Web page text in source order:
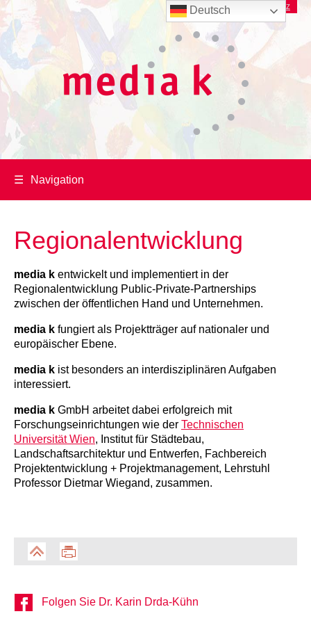
Imprint Datenschutz
☰ Navigation
Regionalentwicklung
media k entwickelt und implementiert in der
Regionalentwicklung Public-Private-Partnerships
zwischen der öffentlichen Hand und Unternehmen.
media k fungiert als Projektträger auf nationaler und
europäischer Ebene.
media k ist besonders an interdisziplinären Aufgaben
interessiert.
media k GmbH arbeitet dabei erfolgreich mit
Forschungseinrichtungen wie der Technischen
Universität Wien, Institut für Städtebau,
Landschaftsarchitektur und Entwerfen, Fachbereich
Projektentwicklung + Projektmanagement, Lehrstuhl
Professor Dietmar Wiegand, zusammen.
Folgen Sie Dr. Karin Drda-Kühn
Deutsch